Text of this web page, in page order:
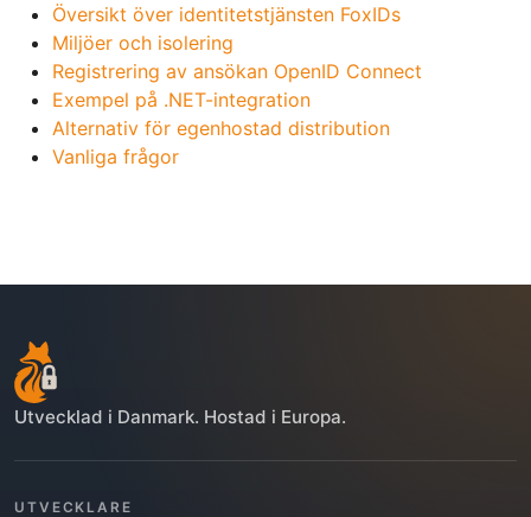
Översikt över identitetstjänsten FoxIDs
Miljöer och isolering
Registrering av ansökan OpenID Connect
Exempel på .NET-integration
Alternativ för egenhostad distribution
Vanliga frågor
Utvecklad i Danmark. Hostad i Europa.
UTVECKLARE